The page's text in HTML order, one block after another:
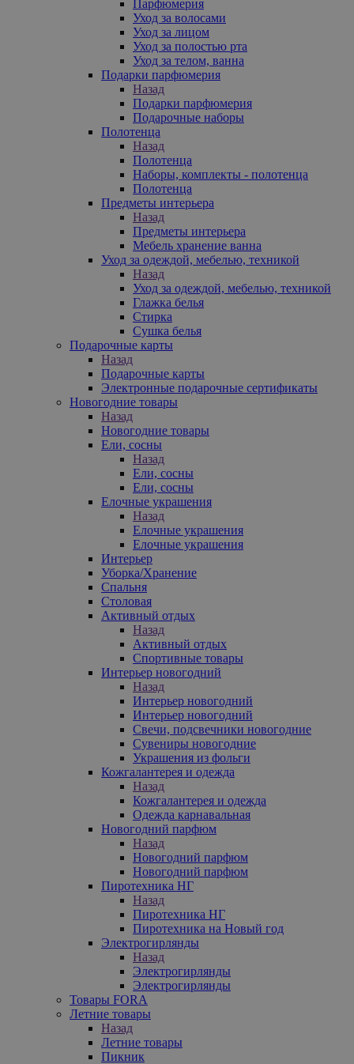
Парфюмерия
Уход за волосами
Уход за лицом
Уход за полостью рта
Уход за телом, ванна
Подарки парфюмерия
Назад
Подарки парфюмерия
Подарочные наборы
Полотенца
Назад
Полотенца
Наборы, комплекты - полотенца
Полотенца
Предметы интерьера
Назад
Предметы интерьера
Мебель хранение ванна
Уход за одеждой, мебелью, техникой
Назад
Уход за одеждой, мебелью, техникой
Глажка белья
Стирка
Сушка белья
Подарочные карты
Назад
Подарочные карты
Электронные подарочные сертификаты
Новогодние товары
Назад
Новогодние товары
Ели, сосны
Назад
Ели, сосны
Ели, сосны
Елочные украшения
Назад
Елочные украшения
Елочные украшения
Интерьер
Уборка/Хранение
Спальня
Столовая
Активный отдых
Назад
Активный отдых
Спортивные товары
Интерьер новогодний
Назад
Интерьер новогодний
Интерьер новогодний
Свечи, подсвечники новогодние
Сувениры новогодние
Украшения из фольги
Кожгалантерея и одежда
Назад
Кожгалантерея и одежда
Одежда карнавальная
Новогодний парфюм
Назад
Новогодний парфюм
Новогодний парфюм
Пиротехника НГ
Назад
Пиротехника НГ
Пиротехника на Новый год
Электрогирлянды
Назад
Электрогирлянды
Электрогирлянды
Товары FORA
Летние товары
Назад
Летние товары
Пикник